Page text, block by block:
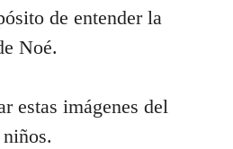
de entender la
Noé.
estas imágenes del